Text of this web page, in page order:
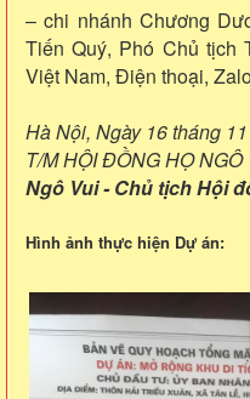
– chi nhánh Chương
Tiến Quý, Phó Chủ tịch
Việt Nam, Điện thoại,
Hà Nội, Ngày 16 tháng
T/M HỘI ĐỒNG HỌ
Ngô Vui - Chủ tịch Hội
Hình ảnh thực hiện Dự án: